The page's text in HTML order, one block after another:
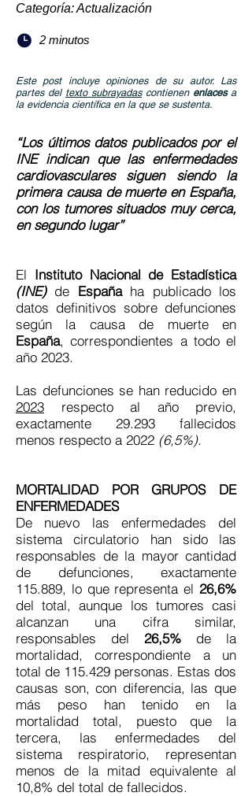
Categoría: Actualización
2 minutos
Este post incluye opiniones de su autor. Las
partes del texto subrayadascontienen enlacesa
la evidencia científica en la que se sustenta.
“Los últimos datos publicados por el
INE indican que las enfermedades
cardiovasculares siguen siendo la
primera causa de muerte en España,
con los tumores situados muy cerca,
en segundo lugar”
El Instituto Nacional de Estadística
(INE)de Españaha publicado los
datos definitivos sobre defunciones
según la causa de muerte en
España, correspondientes a todo el
año 2023.
Las defunciones se han reducido en
2023 respecto al año previo,
exactamente 29.293 fallecidos
menos respecto a 2022 (6,5%).
MORTALIDAD POR GRUPOS DE
ENFERMEDADES
De nuevo las enfermedades del
sistema circulatorio han sido las
responsables de la mayor cantidad
de defunciones, exactamente
115.889, lo que representa el 26,6%
del total, aunque los tumores casi
alcanzan una cifra similar,
responsables del 26,5% de la
mortalidad, correspondiente a un
total de 115.429 personas. Estas dos
causas son, con diferencia, las que
más peso han tenido en la
mortalidad total, puesto que la
tercera, las enfermedades del
sistema respiratorio, representan
menos de la mitad equivalente al
10,8% del total de fallecidos.